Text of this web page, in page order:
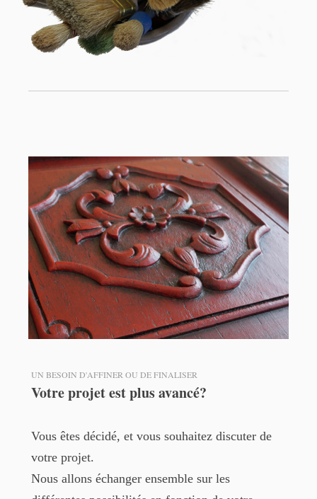
UN BESOIN D'AFFINER OU DE FINALISER
Votre projet est plus avancé?
Vous êtes décidé, et vous souhaitez discuter de
votre projet.
Nous allons échanger ensemble sur les